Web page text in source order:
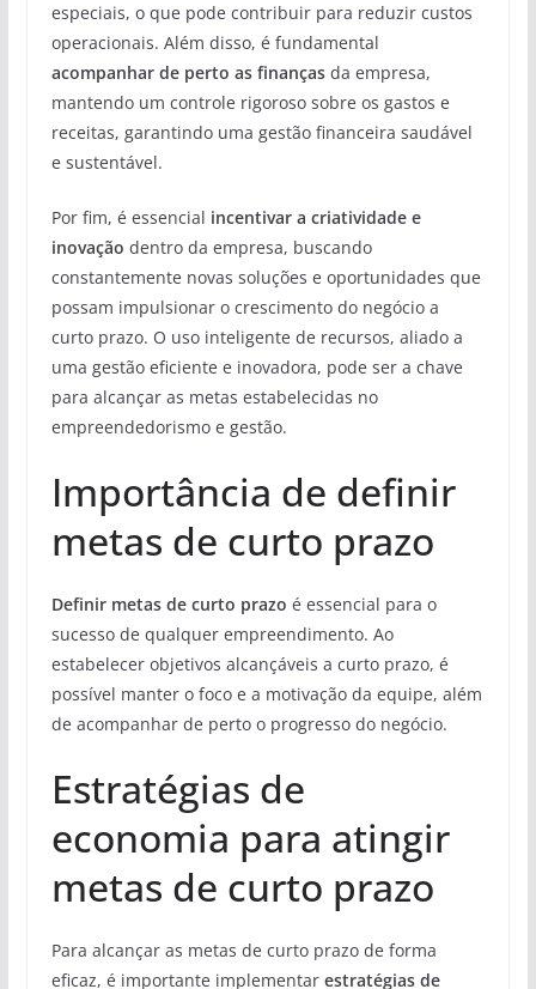
especiais, o que pode contribuir para reduzir custos
operacionais. Além disso, é fundamental
acompanhar de perto as finançasda empresa,
mantendo um controle rigoroso sobre os gastos e
receitas, garantindo uma gestão financeira saudável
e sustentável.
Por fim, é essencial incentivar a criatividade e
inovação dentro da empresa, buscando
constantemente novas soluções e oportunidades que
possam impulsionar o crescimento do negócio a
curto prazo. O uso inteligente de recursos, aliado a
uma gestão eficiente e inovadora, pode ser a chave
para alcançar as metas estabelecidas no
empreendedorismo e gestão.
Importância de definir
metas de curto prazo
Definir metas de curto prazo é essencial para o
sucesso de qualquer empreendimento. Ao
estabelecer objetivos alcançáveis a curto prazo, é
possível manter o foco e a motivação da equipe, além
de acompanhar de perto o progresso do negócio.
Estratégias de
economia para atingir
metas de curto prazo
Para alcançar as metas de curto prazo de forma
eficaz, é importante implementar estratégias de